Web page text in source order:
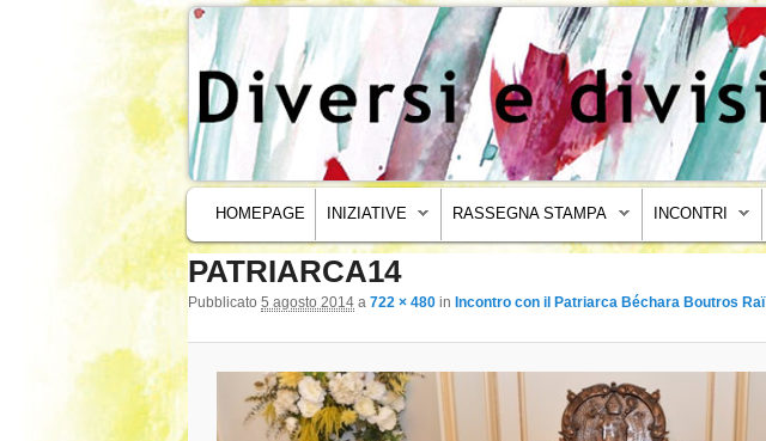
MENU PRINCIPALE
VAI AL CONTENUTO PRINCIPALE
VAI AL CONTENUTO SECONDARIO
HOMEPAGE INIZIATIVE RASSEGNA STAMPA INCONTRI
Navigazione immagini
PATRIARCA14
Pubblicato 5 agosto 2014 a 722 × 480 in Incontro con il Patriarca Béchara Boutros Raï